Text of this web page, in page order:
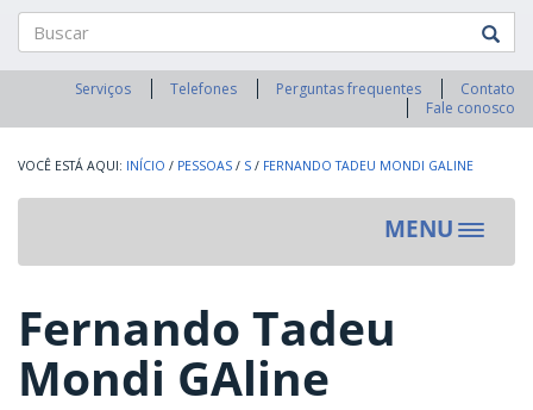
Buscar
Serviços Telefones Perguntas frequentes
Contato
Fale conosco
INÍCIO / PESSOAS / S / FERNANDO TADEU MONDI GALINE
MENU
Toggle
Fernando Tadeu
Mondi GAline